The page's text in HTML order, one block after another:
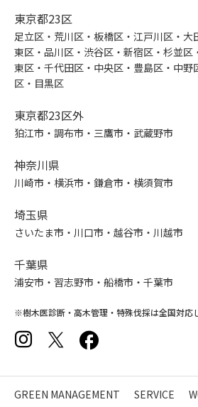
東京都23区
足立区・荒川区・板橋区・江戸川区・大
東区・品川区・渋谷区・新宿区・杉並区
東区・千代田区・中央区・豊島区・中野
区・目黒区
東京都23区外
狛江市・調布市・三鷹市・武蔵野市
神奈川県
川崎市・横浜市・鎌倉市・横須賀市
埼玉県
さいたま市・川口市・越谷市・川越市
千葉県
浦安市・習志野市・船橋市・千葉市
※樹木医診断・高木管理・特殊伐採は全国対応
GREEN MANAGEMENT SERVICE